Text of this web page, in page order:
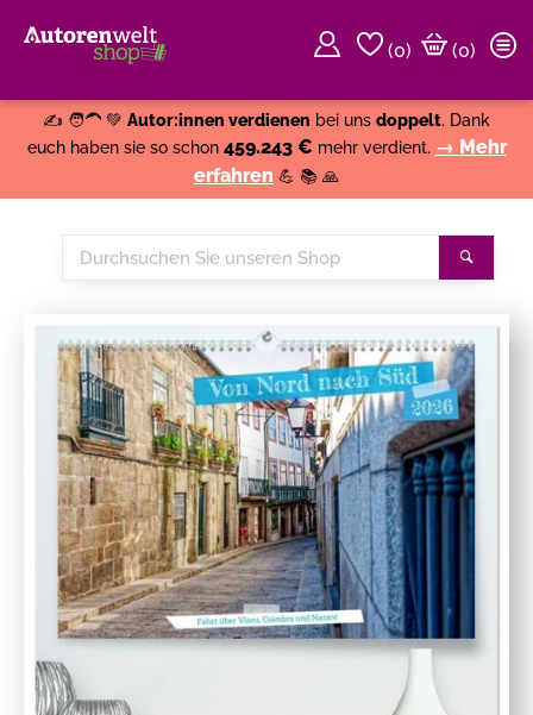
(0)
(0)
✍️ 🧑‍🦱 💚 Autor:innen verdienen bei uns doppelt. Dank
euch haben sie so schon 459.243 € mehr verdient. → Mehr
erfahren 💪 📚 🙏
Durchsuchen
Sie